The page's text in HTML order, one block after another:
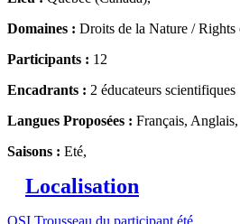
Domaines : Droits de la Nature / Rights
Participants : 12
Encadrants : 2 éducateurs scientifiques
Langues Proposées : Français, Anglais,
Saisons : Eté,
Localisation
OSI Trousseau du participant été